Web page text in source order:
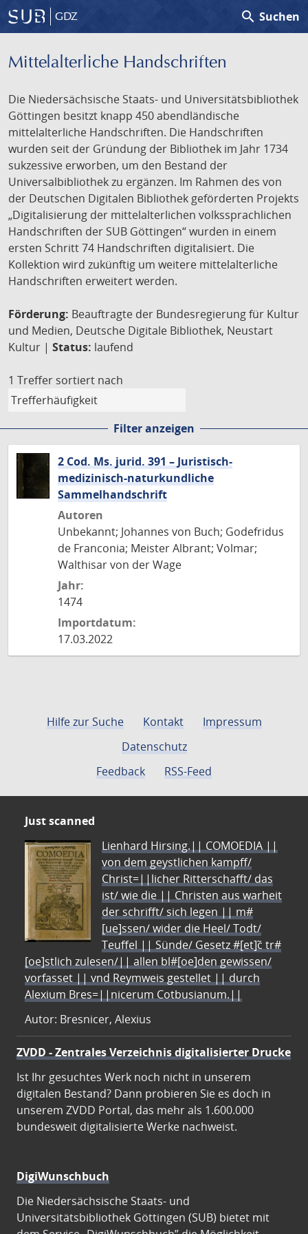
GDZ search Suchen
Mittelalterliche Handschriften
Die Niedersächsische Staats- und Universitätsbibliothek
Göttingen besitzt knapp 450 abendländische
mittelalterliche Handschriften. Die Handschriften
wurden seit der Gründung der Bibliothek im Jahr 1734
sukzessive erworben, um den Bestand der
Universalbibliothek zu ergänzen. Im Rahmen des von
der Deutschen Digitalen Bibliothek geförderten Projekts
„Digitalisierung der mittelalterlichen volkssprachlichen
Handschriften der SUB Göttingen“ wurden in einem
ersten Schritt 74 Handschriften digitalisiert. Die
Kollektion wird zukünftig um weitere mittelalterliche
Handschriften erweitert werden.
Förderung: Beauftragte der Bundesregierung für Kultur
und Medien, Deutsche Digitale Bibliothek, Neustart
Kultur | Status: laufend
1 Treffer sortiert nach
Filter anzeigen
2 Cod. Ms. jurid. 391 – Juristisch-
medizinisch-naturkundliche
Sammelhandschrift
Autoren
Unbekannt; Johannes von Buch; Godefridus
de Franconia; Meister Albrant; Volmar;
Walthisar von der Wage
Jahr:
1474
Importdatum:
17.03.2022
Hilfe zur Suche Kontakt
Impressum
Datenschutz
Feedback
RSS-Feed
Just scanned
Lienhard Hirsing.|| COMOEDIA ||
von dem geystlichen kampff/
Christ=||licher Ritterschafft/ das
ist/ wie die || Christen aus warheit
der schrifft/ sich legen || m#
[ue]ssen/ wider die Heel/ Todt/
Teuffel || Sünde/ Gesetz #[et]c̃ tr#
[oe]stlich zulesen/|| allen bl#[oe]den gewissen/
vorfasset || vnd Reymweis gestellet || durch
Alexium Bres=||nicerum Cotbusianum.||
Autor: Bresnicer, Alexius
ZVDD - Zentrales Verzeichnis digitalisierter Drucke
Ist Ihr gesuchtes Werk noch nicht in unserem
digitalen Bestand? Dann probieren Sie es doch in
unserem ZVDD Portal, das mehr als 1.600.000
bundesweit digitalisierte Werke nachweist.
DigiWunschbuch
Die Niedersächsische Staats- und
Universitätsbibliothek Göttingen (SUB) bietet mit